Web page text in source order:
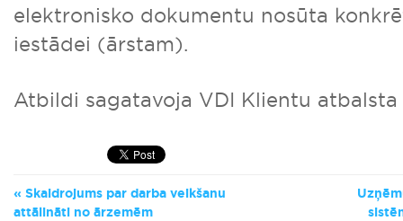
elektronisko dokumentu nosūta
iestādei (ārstam).
Atbildi sagatavoja VDI Klientu
Skaidrojums par darba veikšanu
attālināti no ārzemēm